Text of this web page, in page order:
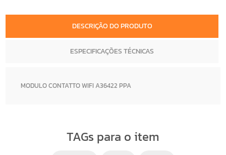
DESCRIÇÃO DO PRODUTO
ESPECIFICAÇÕES TÉCNICAS
MODULO CONTATTO WIFI A36422 PPA
TAGs para o item